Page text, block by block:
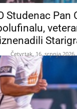
Studenac Pan
iznenadili
Četvrtak, 16. srpnja 2026.